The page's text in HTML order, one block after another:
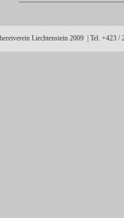
Liechtenstein 2009 | Tel. +423